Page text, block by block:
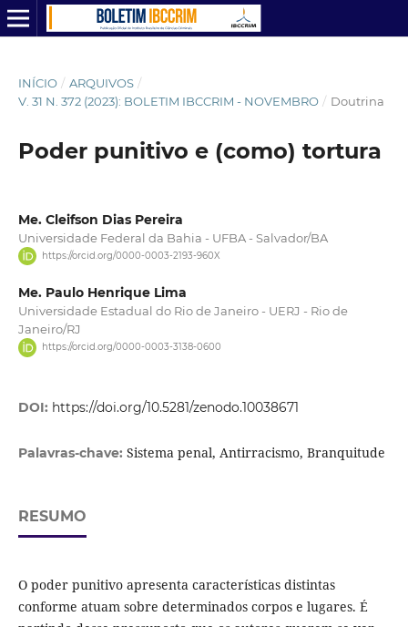
INÍCIO / ARQUIVOS /
V. 31 N. 372 (2023): BOLETIM IBCCRIM - NOVEMBRO / Doutrina
Poder punitivo e (como) tortura
Me. Cleifson Dias Pereira
Universidade Federal da Bahia - UFBA - Salvador/BA
https://orcid.org/0000-0003-2193-960X
Me. Paulo Henrique Lima
Universidade Estadual do Rio de Janeiro - UERJ - Rio de
Janeiro/RJ
https://orcid.org/0000-0003-3138-0600
DOI: https://doi.org/10.5281/zenodo.10038671
Palavras-chave: Sistema penal, Antirracismo, Branquitude
RESUMO
O poder punitivo apresenta características distintas
conforme atuam sobre determinados corpos e lugares. É